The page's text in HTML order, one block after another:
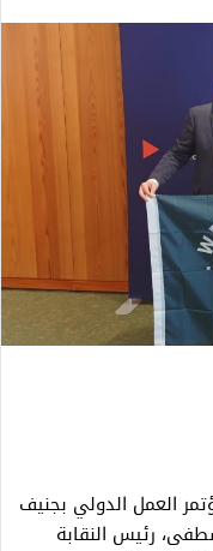
ختام أعمال الدورة (114) لمؤتمر العمل الدولي بجنيف
رئيس النقابة